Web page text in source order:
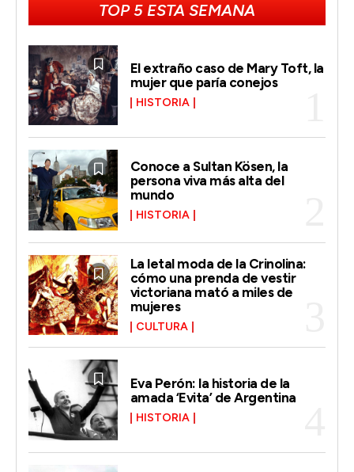
TOP 5 ESTA SEMANA
El extraño caso de Mary Toft, la
mujer que paría conejos
HISTORIA
Conoce a Sultan Kösen, la
persona viva más alta del
mundo
HISTORIA
La letal moda de la Crinolina:
cómo una prenda de vestir
victoriana mató a miles de
mujeres
CULTURA
Eva Perón: la historia de la
amada ‘Evita’ de Argentina
HISTORIA